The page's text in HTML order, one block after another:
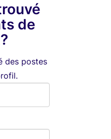
de
des postes